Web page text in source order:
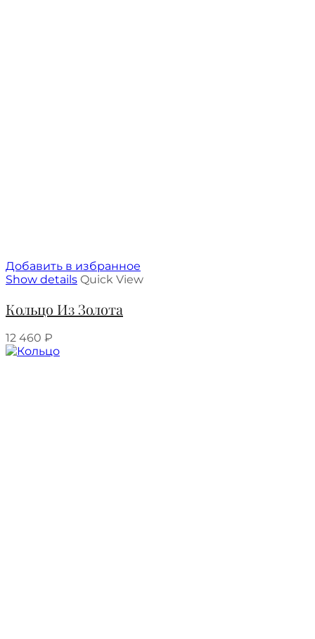
Добавить в избранное
Show details Quick View
Кольцо Из Золота
12 460 ₽